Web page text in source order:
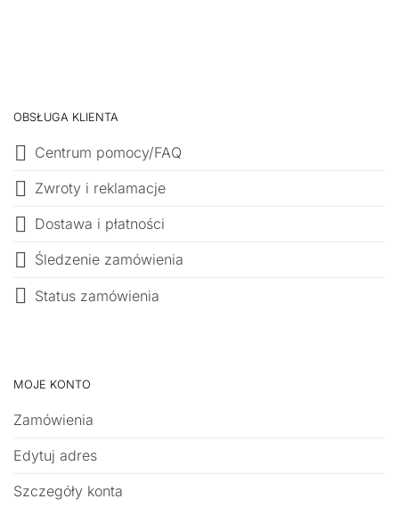
OBSŁUGA KLIENTA
Centrum pomocy/FAQ
Zwroty i reklamacje
Dostawa i płatności
Śledzenie zamówienia
Status zamówienia
MOJE KONTO
Zamówienia
Edytuj adres
Szczegóły konta